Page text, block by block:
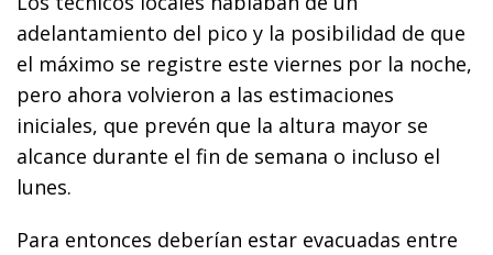
adelantamiento del pico y la posibilidad de que
el máximo se registre este viernes por la noche,
pero ahora volvieron a las estimaciones
iniciales, que prevén que la altura mayor se
alcance durante el fin de semana o incluso el
lunes.
Para entonces deberían estar evacuadas entre